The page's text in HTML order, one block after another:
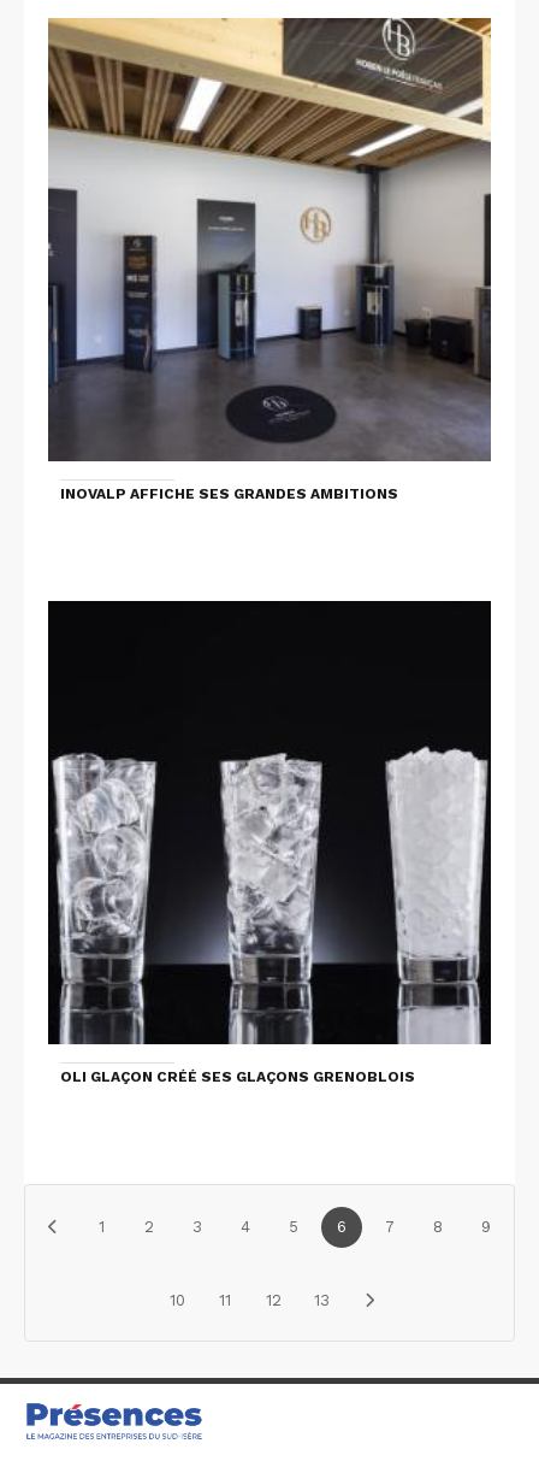
INOVALP AFFICHE SES GRANDES AMBITIONS
OLI GLAÇON CRÉÉ SES GLAÇONS GRENOBLOIS
1 2 3 4 5 6 7 8 9
10 11 12 13